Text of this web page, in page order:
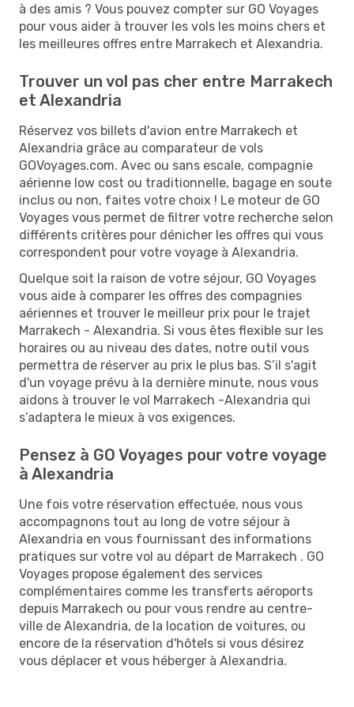
à des amis ? Vous pouvez compter sur GO Voyages
pour vous aider à trouver les vols les moins chers et
les meilleures offres entre Marrakech et Alexandria.
Trouver un vol pas cher entre Marrakech
et Alexandria
Réservez vos billets d'avion entre Marrakech et
Alexandria grâce au comparateur de vols
GOVoyages.com. Avec ou sans escale, compagnie
aérienne low cost ou traditionnelle, bagage en soute
inclus ou non, faites votre choix ! Le moteur de GO
Voyages vous permet de filtrer votre recherche selon
différents critères pour dénicher les offres qui vous
correspondent pour votre voyage à Alexandria.
Quelque soit la raison de votre séjour, GO Voyages
vous aide à comparer les offres des compagnies
aériennes et trouver le meilleur prix pour le trajet
Marrakech - Alexandria. Si vous êtes flexible sur les
horaires ou au niveau des dates, notre outil vous
permettra de réserver au prix le plus bas. S’il s'agit
d'un voyage prévu à la dernière minute, nous vous
aidons à trouver le vol Marrakech -Alexandria qui
s’adaptera le mieux à vos exigences.
Pensez à GO Voyages pour votre voyage
à Alexandria
Une fois votre réservation effectuée, nous vous
accompagnons tout au long de votre séjour à
Alexandria en vous fournissant des informations
pratiques sur votre vol au départ de Marrakech . GO
Voyages propose également des services
complémentaires comme les transferts aéroports
depuis Marrakech ou pour vous rendre au centre-
ville de Alexandria, de la location de voitures, ou
encore de la réservation d'hôtels si vous désirez
vous déplacer et vous héberger à Alexandria.